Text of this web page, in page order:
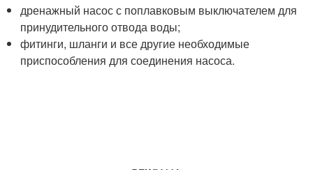
дренажный насос с поплавковым выключателем для
принудительного отвода воды;
фитинги, шланги и все другие необходимые
приспособления для соединения насоса.